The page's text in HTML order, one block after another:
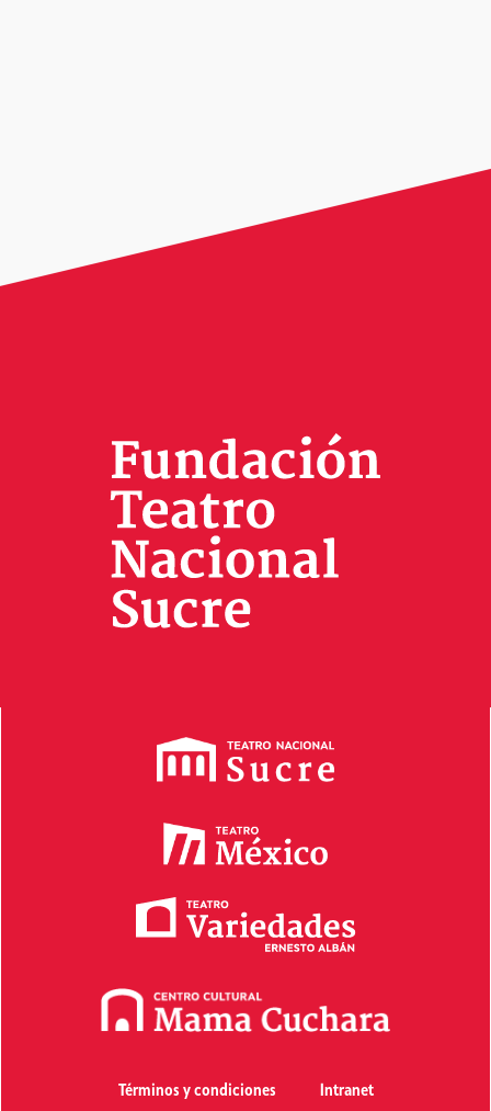
Términos y condiciones Intranet